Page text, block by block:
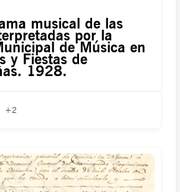
musical de las
por la
de Música en
y Fiestas de
1928.
+2